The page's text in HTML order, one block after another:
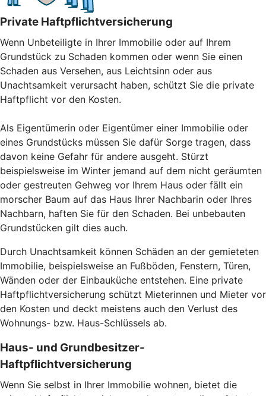
Private Haftpflichtversicherung
Wenn Unbeteiligte in Ihrer Immobilie oder auf Ihrem
Grundstück zu Schaden kommen oder wenn Sie einen
Schaden aus Versehen, aus Leichtsinn oder aus
Unachtsamkeit verursacht haben, schützt Sie die private
Haftpflicht vor den Kosten.
Als Eigentümerin oder Eigentümer einer Immobilie oder
eines Grundstücks müssen Sie dafür Sorge tragen, dass
davon keine Gefahr für andere ausgeht. Stürzt
beispielsweise im Winter jemand auf dem nicht geräumten
oder gestreuten Gehweg vor Ihrem Haus oder fällt ein
morscher Baum auf das Haus Ihrer Nachbarin oder Ihres
Nachbarn, haften Sie für den Schaden. Bei unbebauten
Grundstücken gilt dies auch.
Durch Unachtsamkeit können Schäden an der gemieteten
Immobilie, beispielsweise an Fußböden, Fenstern, Türen,
Wänden oder der Einbauküche entstehen. Eine private
Haftpflichtversicherung schützt Mieterinnen und Mieter vor
den Kosten und deckt meistens auch den Verlust des
Wohnungs- bzw. Haus-Schlüssels ab.
Haus- und Grundbesitzer-
Haftpflichtversicherung
Wenn Sie selbst in Ihrer Immobilie wohnen, bietet die